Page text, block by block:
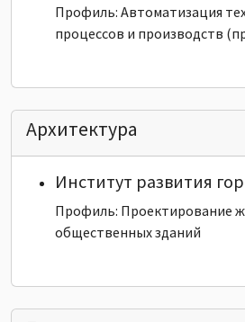
Профиль: Автоматизация
процессов и производств
Архитектура
Институт развития
Профиль: Проектирование
общественных зданий